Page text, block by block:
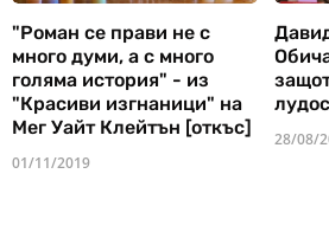
"Роман се прави не с
много думи, а с много
голяма история" - из
"Красиви изгнаници" на
Мег Уайт Клейтън [откъс]
01/11/2019
28/08/